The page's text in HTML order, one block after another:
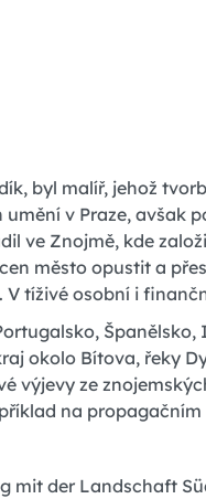
byl malíř, jehož
v Praze, avšak
ve Znojmě, kde
město opustit a
tíživé osobní i
Španělsko,
okolo Bítova, řeky
výjevy ze
na
mit der Landschaft